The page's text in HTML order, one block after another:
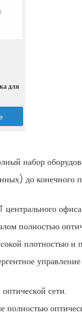
будь то малые и
для
набор
до конечного
центрального
полностью
плотностью и
сети.
полностью